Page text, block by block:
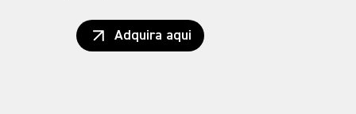
Adquira aqui